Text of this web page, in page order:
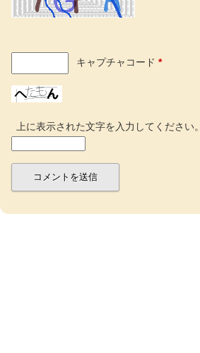
キャプチャコード *
上に表示された文字を入力してください。